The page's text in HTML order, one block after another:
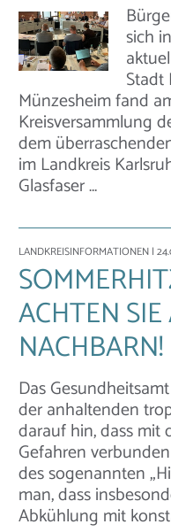
sich
Stadt
Münzesheim fand
Kreisversammlung
dem
im Landkreis
Glasfaser …
LANDKREISINFORMATIONEN |
ACHTEN
NACHBARN!
Das
der anhaltenden
darauf hin, dass mit
Gefahren
des sogenannten
man, dass
Abkühlung mit